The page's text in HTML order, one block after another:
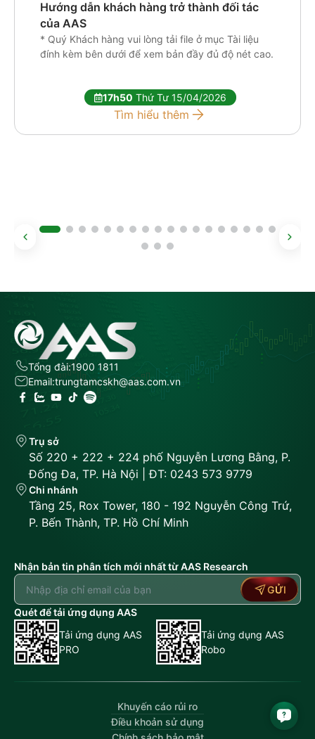
Hướng dẫn khách hàng trở thành đối tác
của AAS
* Quý Khách hàng vui lòng tải file ở mục Tài liệu
đính kèm bên dưới để xem bản đầy đủ độ nét cao.
17h50 Thứ Tư 15/04/2026
Tìm hiểu thêm
Tổng đài:1900 1811
Email:trungtamcskh@aas.com.vn
Trụ sở
Số 220 + 222 + 224 phố Nguyễn Lương Bằng, P.
Đống Đa, TP. Hà Nội | ĐT: 0243 573 9779
Chi nhánh
Tầng 25, Rox Tower, 180 - 192 Nguyễn Công Trứ,
P. Bến Thành, TP. Hồ Chí Minh
Nhận bản tin phân tích mới nhất từ AAS Research
GỬI
Quét để tải ứng dụng AAS
Tải ứng dụng AAS
PRO
Tải ứng dụng AAS
Robo
Khuyến cáo rủi ro
Điều khoản sử dụng